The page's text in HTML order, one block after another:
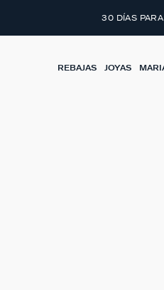
30 DÍAS
REBAJAS JOYAS